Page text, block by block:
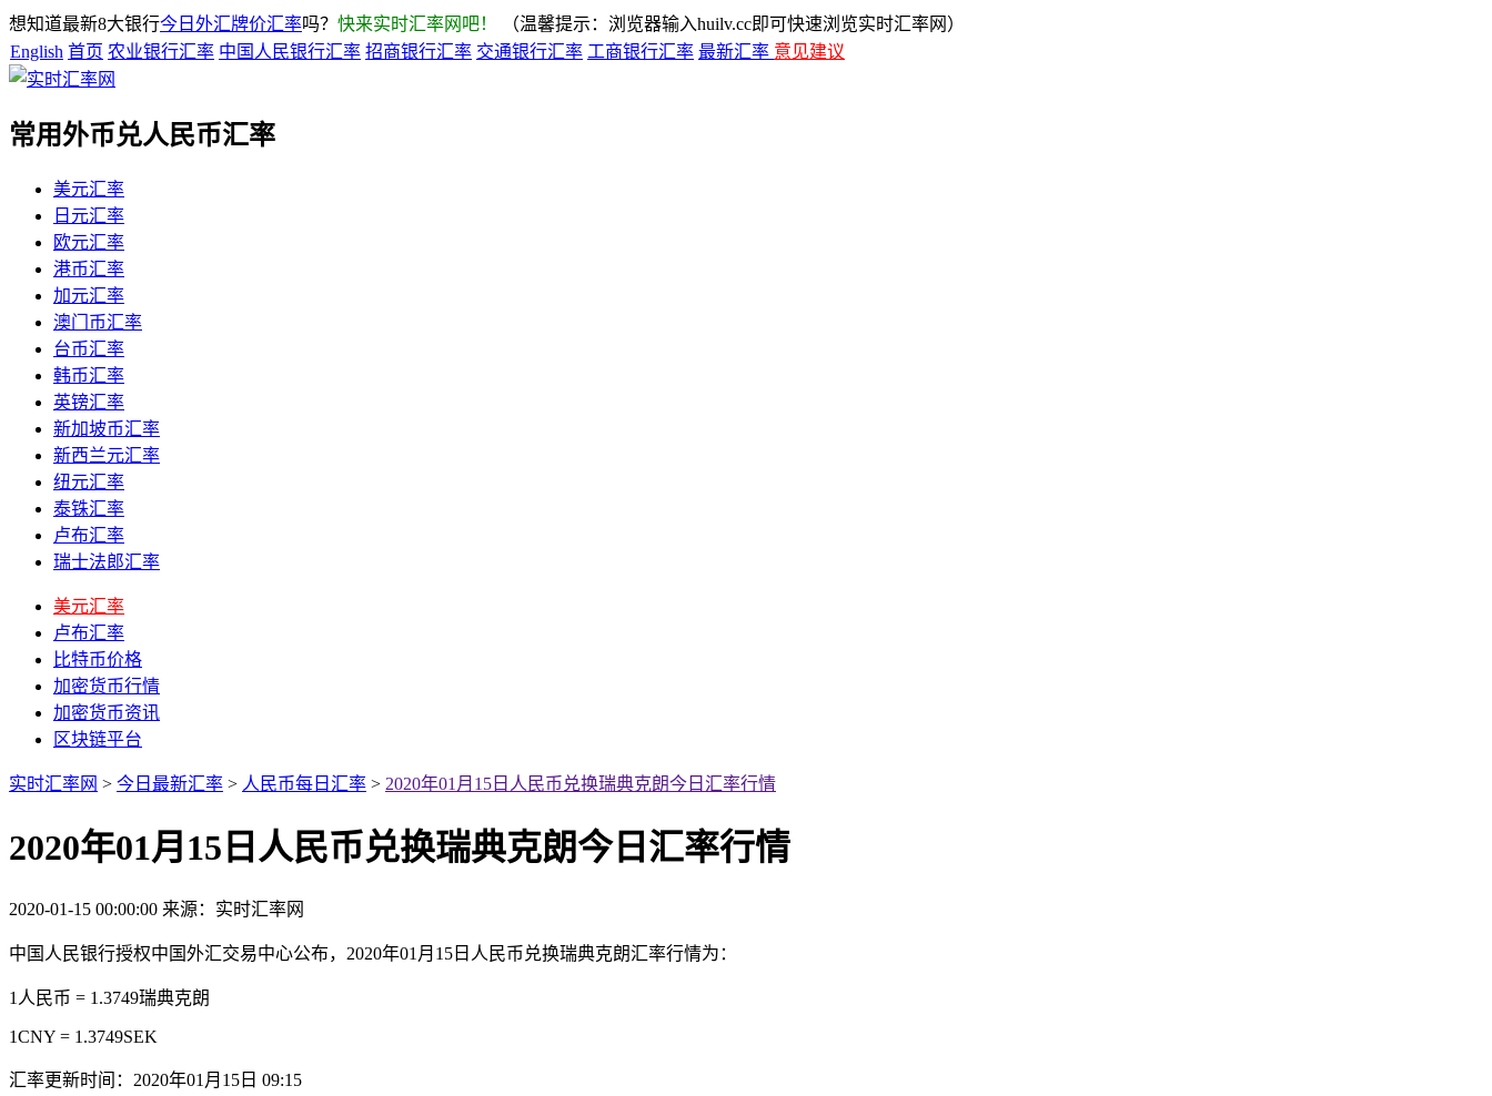
想知道最新8大银行今日外汇牌价汇率吗？ 快来实时汇率网吧！
（温馨提示：浏览器输入huilv.cc即可快速浏览实时汇率网）
English 首页 农业银行汇率 中国人民银行汇率 招商银行汇率 交通银行汇率 工商银行汇率 最新汇率 意见建议
常用外币兑人民币汇率
美元汇率
日元汇率
欧元汇率
港币汇率
加元汇率
澳门币汇率
台币汇率
韩币汇率
英镑汇率
新加坡币汇率
新西兰元汇率
纽元汇率
泰铢汇率
卢布汇率
瑞士法郎汇率
美元汇率
卢布汇率
比特币价格
加密货币行情
加密货币资讯
区块链平台
实时汇率网 > 今日最新汇率 > 人民币每日汇率 > 2020年01月15日人民币兑换瑞典克朗今日汇率行情
2020年01月15日人民币兑换瑞典克朗今日汇率行情
2020-01-15 00:00:00 来源：实时汇率网
中国人民银行授权中国外汇交易中心公布，2020年01月15日人民币兑换瑞典克朗汇率行情为：
1人民币 = 1.3749瑞典克朗
1CNY = 1.3749SEK
汇率更新时间：2020年01月15日 09:15